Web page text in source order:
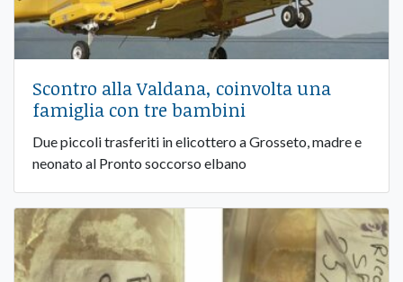
Scontro alla Valdana, coinvolta una
famiglia con tre bambini
Due piccoli trasferiti in elicottero a Grosseto, madre e
neonato al Pronto soccorso elbano